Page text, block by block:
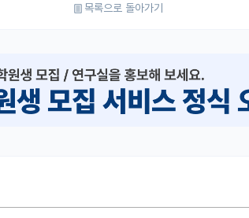
목록으로 돌아가기